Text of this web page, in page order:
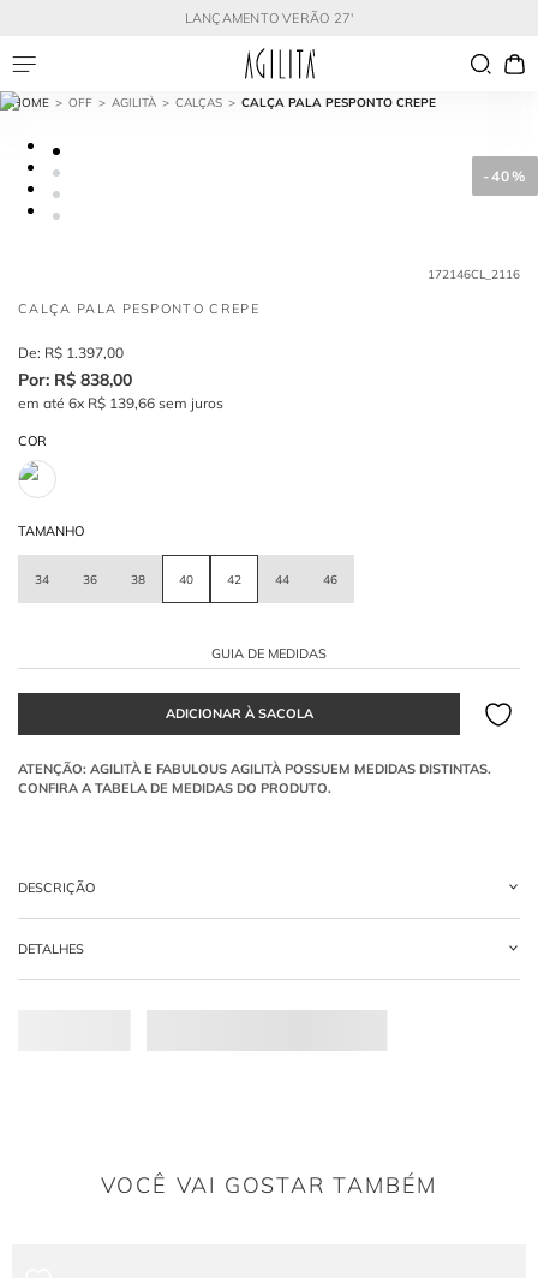
LANÇAMENTO VERÃO 27'
OFF AGILITÀ CALÇAS CALÇA PALA PESPONTO CREPE
-40%
172146CL_2116
CALÇA PALA PESPONTO CREPE
R$ 1.397,00
R$ 838,00
em até 6x R$ 139,66 sem juros
COR
TAMANHO
34 36 38 40 42 44 46
GUIA DE MEDIDAS
DESCRIÇÃO
Calça de alfaiataria
com pespontos visíveis.
O que o detalhe de nervura frontal confere?
A nervura percorre a frente da perna, alongando a silhueta e conferindo um toque
O crepe com elastano oferece à modelagem?
DETALHES
VOCÊ VAI GOSTAR TAMBÉM